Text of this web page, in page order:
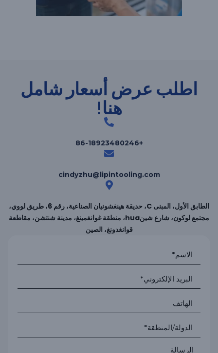
اطلب عرض أسعار شامل
هنا!
+86-18923480246
cindyzhu@lipintooling.com
الطابق الأول، المبنى C، حديقة هينغشونيان الصناعية، رقم 6، طريق لووي،
مجتمع لوكون، شارع شينhua، منطقة غوانغمينغ، مدينة شنتشن، مقاطعة
قوانغدونغ، الصين